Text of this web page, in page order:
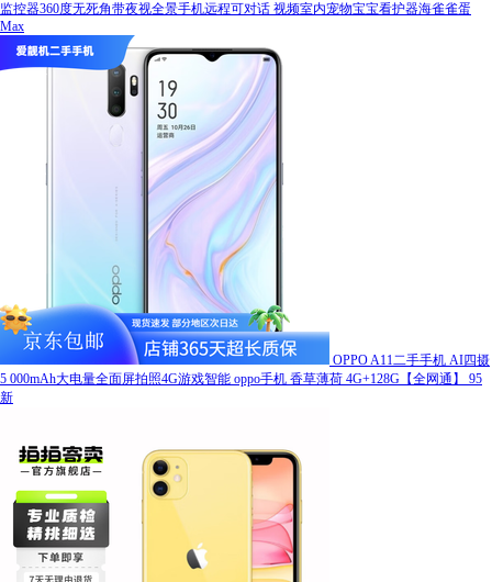
监控器360度无死角带夜视全景手机远程可对话 视频室内宠物宝宝看护器海雀雀蛋
Max
OPPO A11二手手机 AI四摄
5 000mAh大电量全面屏拍照4G游戏智能 oppo手机 香草薄荷 4G+128G【全网通】 95
新